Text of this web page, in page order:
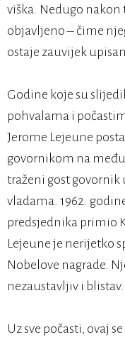
viška. Nedugo nakon
objavljeno – čime
ostaje zauvijek
Godine koje su
pohvalama i
Jerome Lejeune
govornikom na
traženi gost
vladama. 1962.
predsjednika primio
Lejeune je nerijetko
Nobelove nagrade.
nezaustavljiv i blistav.
Uz sve počasti, ovaj